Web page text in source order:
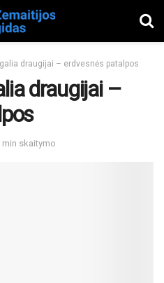
draugijai – erdvesnės patalpos
draugijai –
min skaitymo